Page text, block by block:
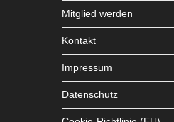
Mitglied werden
Kontakt
Impressum
Datenschutz